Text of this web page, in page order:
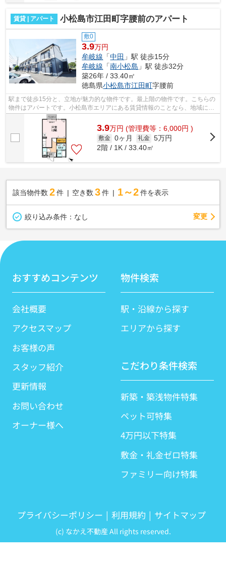
賃貸 | アパート 小松島市江田町字腰前のアパート
敷0
3.9万円
牟岐線 「中田 」駅 徒歩15分
牟岐線 「南小松島 」駅 徒歩32分
築26年 / 33.40㎡
徳島県小松島市江田町字腰前
駅まで徒歩15分と、立地が魅力的な物件です。最上階の物件です。こちらの
物件はアパートです。小松島市エリアにある賃貸情報のことなら、地域に密
着した当社へお任せ下さい。当社は、...
3.9万円 (管理費等：6,000円 )
敷金 0ヶ月 礼金 5万円
2階 / 1K / 33.40㎡
該当物件数 2件 空き数 3 件 1～2 件を表示
絞り込み条件： なし 変更
おすすめコンテンツ
会社概要
アクセスマップ
お客様の声
スタッフ紹介
更新情報
お問い合わせ
オーナー様へ
物件検索
駅・沿線から探す
エリアから探す
こだわり条件検索
新築・築浅物件特集
ペット可特集
4万円以下特集
敷金・礼金ゼロ特集
ファミリー向け特集
プライバシーポリシー 利用規約 サイトマップ
(c) なかえ不動産 All rights reserved.